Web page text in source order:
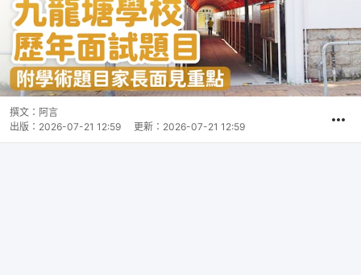
撰文： 阿言
出版： 2026-07-21 12:59 更新： 2026-07-21 12:59